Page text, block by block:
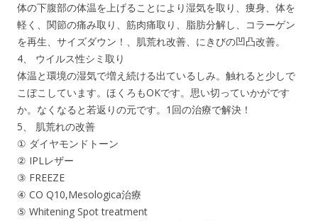
体の下腹部の体温を上げることにより湿気を取り、痩身、体を
軽く、関節の痛み取り、筋肉痛取り、脂肪分解し、コラーゲン
を再生、サイズダウン！、肌荒れ改善、にきびの凹凸改善。
4、 ウイルス性シミ取り
体温と環境の湿気で増え続ける出ているしみ。触れると少しで
こぼこしています。ほくろもOKです。思い切っていかがです
か。なくなると若返りの元です。1回の治療で解決！
5、 肌荒れの改善
① ダイヤモンドトーン
② IPLレザー
③ FREEZE
④ CO Q10,Mesologica治療
⑤ Whitening Spot treatment